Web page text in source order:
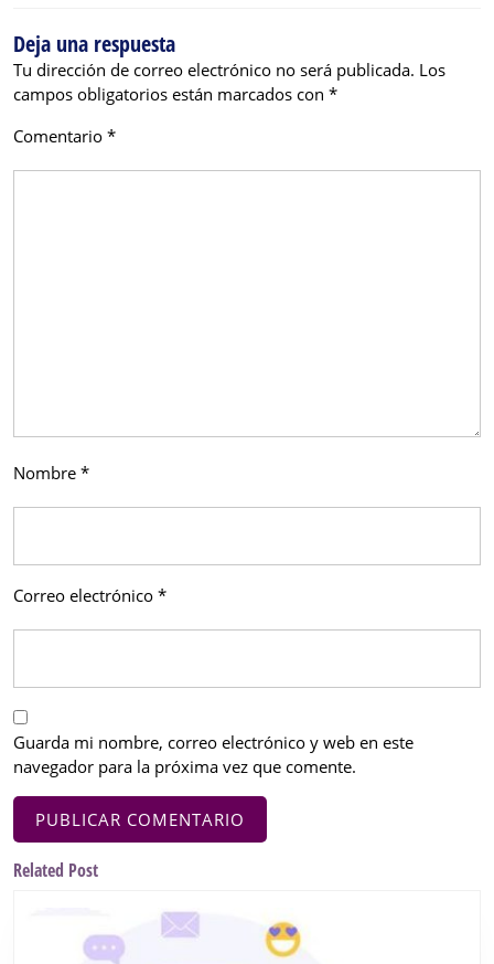
Deja una respuesta
Tu dirección de correo electrónico no será publicada. Los
campos obligatorios están marcados con *
Comentario *
Nombre *
Correo electrónico *
Guarda mi nombre, correo electrónico y web en este
navegador para la próxima vez que comente.
Related Post